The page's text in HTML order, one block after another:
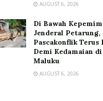
AUGUST 6, 2026
Di Bawah
Jenderal Petarung,
Pascakonflik
Demi Kedamaian
Maluku
AUGUST 6, 2026